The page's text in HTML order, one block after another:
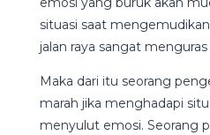
situasi saat
jalan raya sangat
Maka dari itu seorang
marah jika menghadapi
menyulut emosi. Seorang